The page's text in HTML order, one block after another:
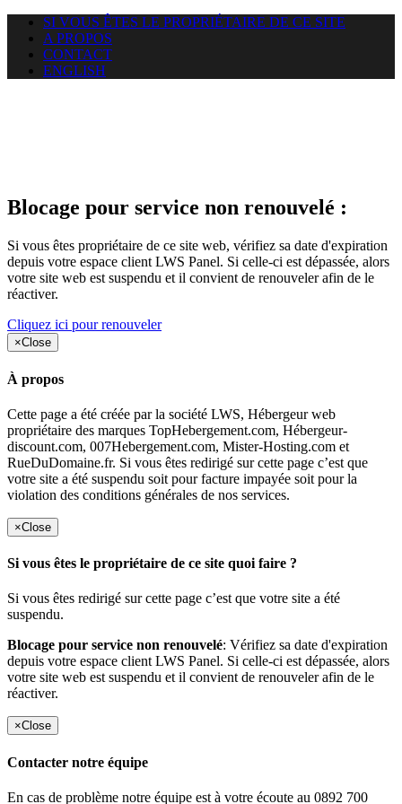
SI VOUS ÊTES LE PROPRIÉTAIRE DE CE SITE
A PROPOS
CONTACT
ENGLISH
Blocage pour service non renouvelé :
Si vous êtes propriétaire de ce site web, vérifiez sa date d'expiration
depuis votre espace client LWS Panel. Si celle-ci est dépassée, alors
votre site web est suspendu et il convient de renouveler afin de le
réactiver.
Cliquez ici pour renouveler
×Close
À propos
Cette page a été créée par la société LWS, Hébergeur web
propriétaire des marques TopHebergement.com, Hébergeur-
discount.com, 007Hebergement.com, Mister-Hosting.com et
RueDuDomaine.fr. Si vous êtes redirigé sur cette page c’est que
votre site a été suspendu soit pour facture impayée soit pour la
violation des conditions générales de nos services.
×Close
Si vous êtes le propriétaire de ce site quoi faire ?
Si vous êtes redirigé sur cette page c’est que votre site a été
suspendu.
Blocage pour service non renouvelé: Vérifiez sa date d'expiration
depuis votre espace client LWS Panel. Si celle-ci est dépassée, alors
votre site web est suspendu et il convient de renouveler afin de le
réactiver.
×Close
Contacter notre équipe
En cas de problème notre équipe est à votre écoute au 0892 700